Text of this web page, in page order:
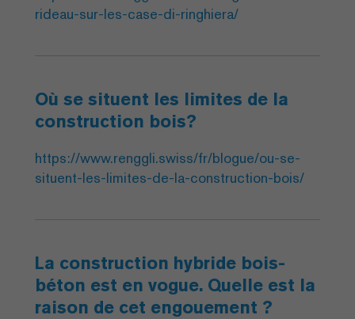
rideau-sur-les-case-di-ringhiera/
Où se situent les limites de la
construction bois?
https://www.renggli.swiss/fr/blogue/ou-se-
situent-les-limites-de-la-construction-bois/
La construction hybride bois-
béton est en vogue. Quelle est la
raison de cet engouement ?